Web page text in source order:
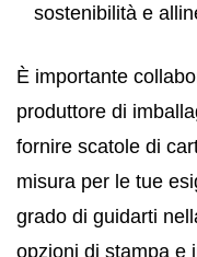
sostenibilità e
È importante
produttore di
fornire scatole di
misura per le tue
grado di guidarti
opzioni di stampa e